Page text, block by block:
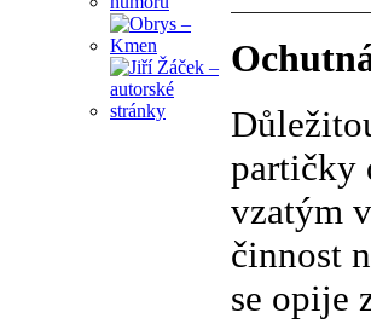
partičky
vzatým
činnost
se opije